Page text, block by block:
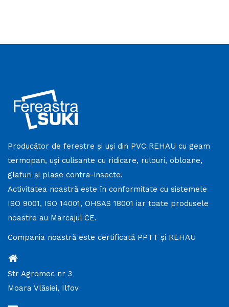
Producător de ferestre și uși din PVC REHAU cu geam
termopan, uși culisante cu ridicare, rulouri, obloane,
glafuri și plase contra-insecte.
Activitatea noastră este în conformitate cu sistemele
ISO 9001, ISO 14001, OHSAS 18001 iar toate produsele
noastre au Marcajul CE.
Compania noastră este certificată PPTT și REHAU
Str Agromec nr 3
Moara Vlăsiei, Ilfov